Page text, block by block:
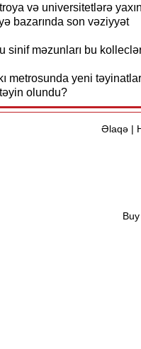
və universitetlərə
bazarında son vəziyyət
sinif məzunları bu
metrosunda yeni
olundu?
Əlaqə|